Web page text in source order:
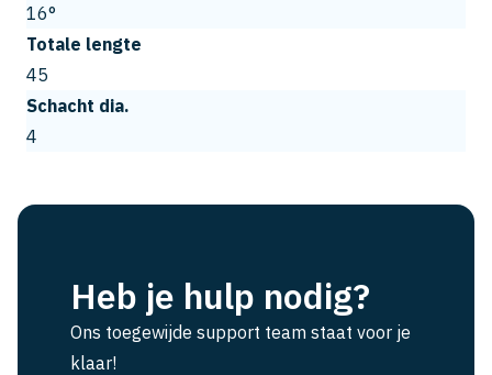
16°
Totale lengte
45
Schacht dia.
4
Heb je hulp nodig?
Ons toegewijde support team staat voor je
klaar!